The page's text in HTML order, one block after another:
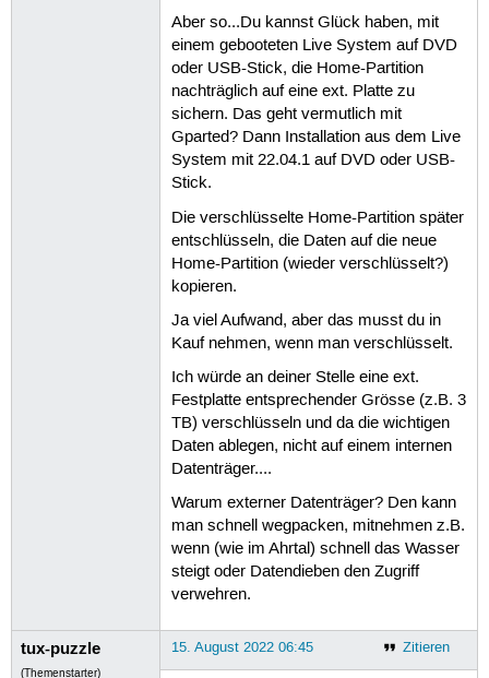
Aber so...Du kannst Glück haben, mit
einem gebooteten Live System auf DVD
oder USB-Stick, die Home-Partition
nachträglich auf eine ext. Platte zu
sichern. Das geht vermutlich mit
Gparted? Dann Installation aus dem Live
System mit 22.04.1 auf DVD oder USB-
Stick.
Die verschlüsselte Home-Partition später
entschlüsseln, die Daten auf die neue
Home-Partition (wieder verschlüsselt?)
kopieren.
Ja viel Aufwand, aber das musst du in
Kauf nehmen, wenn man verschlüsselt.
Ich würde an deiner Stelle eine ext.
Festplatte entsprechender Grösse (z.B. 3
TB) verschlüsseln und da die wichtigen
Daten ablegen, nicht auf einem internen
Datenträger....
Warum externer Datenträger? Den kann
man schnell wegpacken, mitnehmen z.B.
wenn (wie im Ahrtal) schnell das Wasser
steigt oder Datendieben den Zugriff
verwehren.
tux-puzzle
(Themenstarter)
Zitieren
15. August 2022 06:45